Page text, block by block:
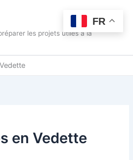
les projets utiles à la
en Vedette
FR